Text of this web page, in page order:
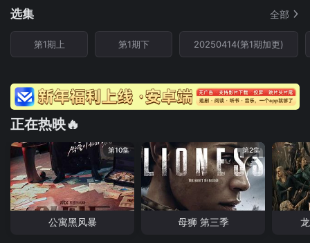
选集 全部
第1期上 第1期下 20250414(第1期加更)
正在热映🔥
第10集
公寓黑风暴
第2集
母狮 第三季